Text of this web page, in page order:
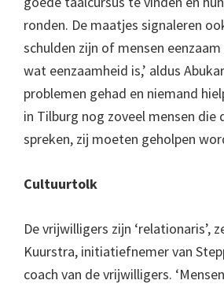
ronden. De maatjes signaleren
schulden zijn of mensen
wat eenzaamheid is,’ aldus
problemen gehad en niemand
in Tilburg nog zoveel mensen die
spreken, zij moeten geholpen
Cultuurtolk
De vrijwilligers zijn ‘relationaris’,
Kuurstra, initiatiefnemer van
coach van de vrijwilligers.